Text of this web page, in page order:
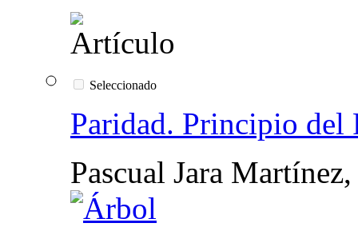
Seleccionado
Paridad. Principio del
Pascual Jara